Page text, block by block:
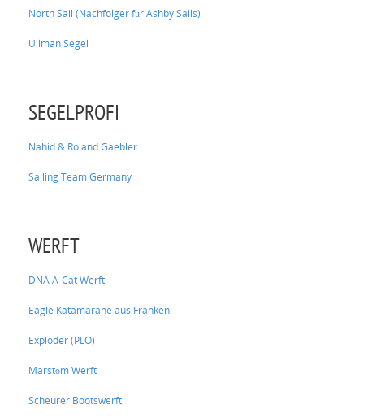
North Sail (Nachfolger für Ashby Sails)
Ullman Segel
SEGELPROFI
Nahid & Roland Gaebler
Sailing Team Germany
WERFT
DNA A-Cat Werft
Eagle Katamarane aus Franken
Exploder (PLO)
Marstöm Werft
Scheurer Bootswerft